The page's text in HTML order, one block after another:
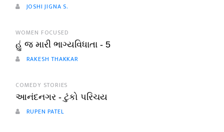
JOSHI JIGNA S.
WOMEN FOCUSED
હું જ મારી ભાગ્યવિધાતા - 5
RAKESH THAKKAR
COMEDY STORIES
આનંદનગર - ટુંકો પરિચય
RUPEN PATEL